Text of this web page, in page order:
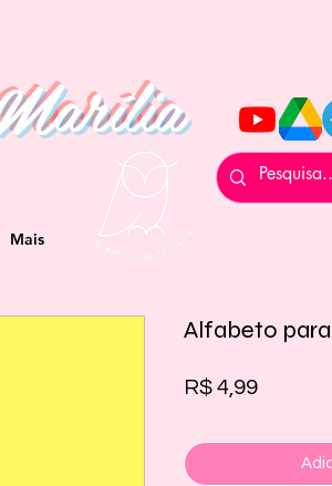
Mais
Alfabeto
R$ 4,99Preço